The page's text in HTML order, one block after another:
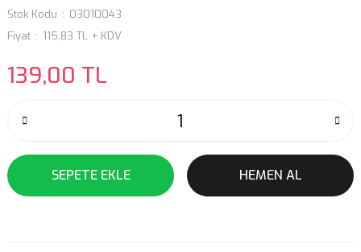
Stok Kodu
03010043
Fiyat
115,83 TL + KDV
139,00 TL
SEPETE EKLE HEMEN AL